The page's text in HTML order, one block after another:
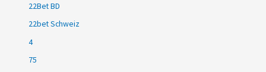
22Bet BD
22bet Schweiz
4
75